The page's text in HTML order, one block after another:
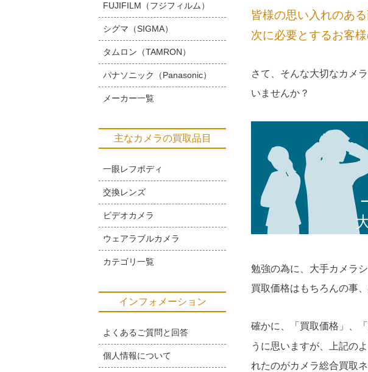
皆様の思い入れのあ
次に必要とするお客
さて、そんな大切なカメ
いませんか？
勉強の為に、大手カメラ
買取価格はもちろんの事
確かに、「買取価格」、
うに思いますが、上記の
れたのがカメラ総合買取
FUJIFILM（フジフィルム）
シグマ（SIGMA）
タムロン（TAMRON）
パナソニック（Panasonic）
メーカー一覧
主なカメラの買取品目
一眼レフボディ
交換レンズ
ビデオカメラ
ウェアラブルカメラ
カテゴリ一覧
インフォメーション
よくあるご質問と回答
個人情報について